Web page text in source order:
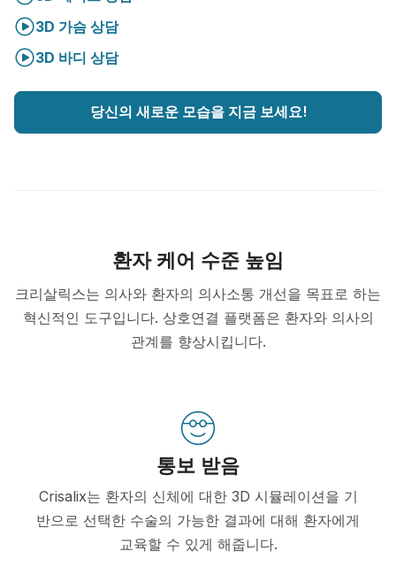
3D 가슴 상담
3D 바디 상담
당신의 새로운 모습을 지금 보세요!
환자 케어 수준 높임
크리살릭스는 의사와 환자의 의사소통 개선을 목표로 하는
혁신적인 도구입니다. 상호연결 플랫폼은 환자와 의사의
관계를 향상시킵니다.
통보 받음
Crisalix는 환자의 신체에 대한 3D 시뮬레이션을 기
반으로 선택한 수술의 가능한 결과에 대해 환자에게
교육할 수 있게 해줍니다.